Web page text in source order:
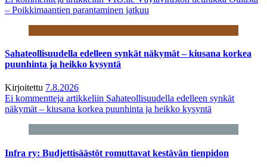
– Poikkimaantien parantaminen jatkuu
Sahateollisuudella edelleen synkät näkymät – kiusana korkea
puunhinta ja heikko kysyntä
Kirjoitettu 7.8.2026
Ei kommentteja artikkeliin Sahateollisuudella edelleen synkät
näkymät – kiusana korkea puunhinta ja heikko kysyntä
Infra ry: Budjettisäästöt romuttavat kestävän tienpidon